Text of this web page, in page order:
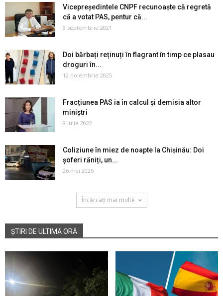
Vicepreședintele CNPF recunoaște că regretă
că a votat PAS, pentur că...
9 septembrie 2021
Doi bărbați reținuți în flagrant în timp ce plasau
droguri în...
12 noiembrie 2025
Fracțiunea PAS ia în calcul și demisia altor
miniștri
9 iulie 2022
Coliziune în miez de noapte la Chișinău: Doi
șoferi răniți, un...
26 mai 2025
Încărcați mai multe
ȘTIRI DE ULTIMĂ ORĂ